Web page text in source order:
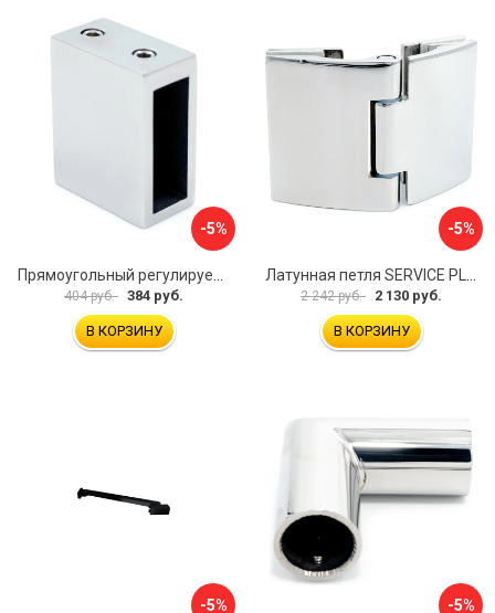
-5%
Прямоугольный регулируемый коннектор трек-стена SERVICE PLUS CK-106D30-PC
404 руб. 384 руб.
В КОРЗИНУ
-5%
Латунная петля SERVICE PLUS CL-905-PC
2 242 руб. 2 130 руб.
В КОРЗИНУ
-5% -5%